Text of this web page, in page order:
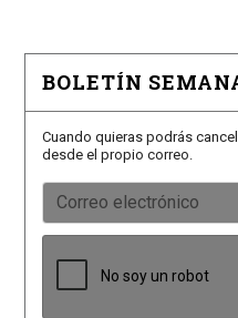
BOLETÍN
Cuando quieras podrás
desde el propio correo.